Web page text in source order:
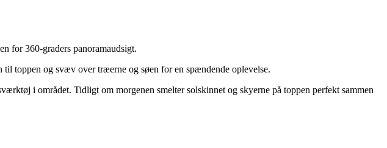
for 360-graders panoramaudsigt.
til toppen og svæv over træerne og søen for en spændende oplevelse.
i området. Tidligt om morgenen smelter solskinnet og skyerne på toppen perfekt sammen